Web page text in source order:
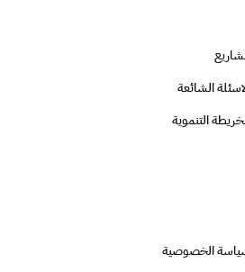
الشائعة
التنموية
الخصوصية